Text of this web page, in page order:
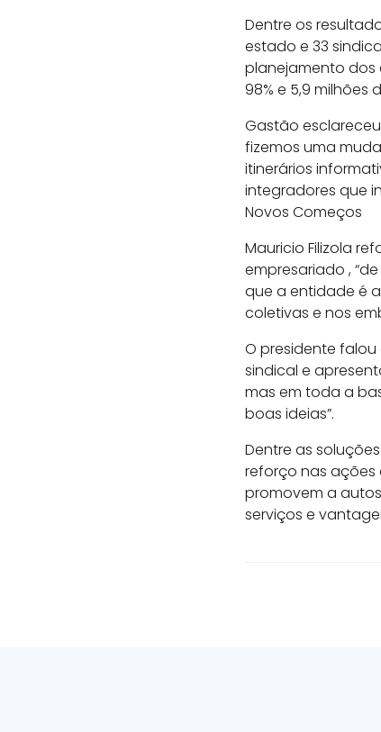
Dentre os
estado e 33
planejamento dos
98% e 5,9 milhões
Gastão
fizemos uma
itinerários
integradores que
Novos Começos
Mauricio Filizola
empresariado ,
que a entidade é
coletivas e nos
O presidente
sindical e
mas em toda a
boas ideias”.
Dentre as
reforço nas
promovem a
serviços e